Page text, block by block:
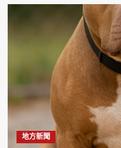
地方新聞